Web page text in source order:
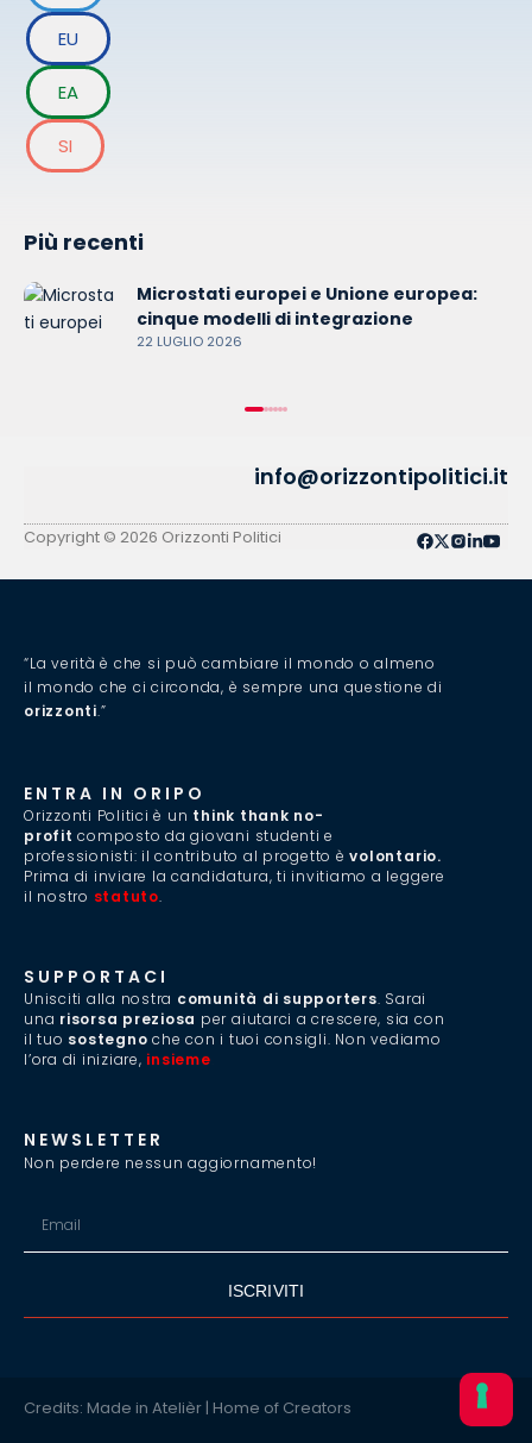
EU
EA
SI
Più recenti
Microstati europei e Unione europea:
cinque modelli di integrazione
22 LUGLIO 2026
info@orizzontipolitici.it
Copyright © 2026 Orizzonti Politici
“La verità è che si può cambiare il mondo o almeno
il mondo che ci circonda, è sempre una questione di
orizzonti.”
ENTRA IN ORIPO
Orizzonti Politici è un think thank no-
profit composto da giovani studenti e
professionisti: il contributo al progetto èvolontario.
Prima di inviare la candidatura, ti invitiamo a leggere
il nostro statuto.
SUPPORTACI
Unisciti alla nostra comunità di supporters. Sarai
una risorsa preziosa per aiutarci a crescere, sia con
il tuo sostegno che con i tuoi consigli. Non vediamo
l’ora di iniziare, insieme
NEWSLETTER
Non perdere nessun aggiornamento!
ISCRIVITI
Credits: Made in Atelièr | Home of Creators